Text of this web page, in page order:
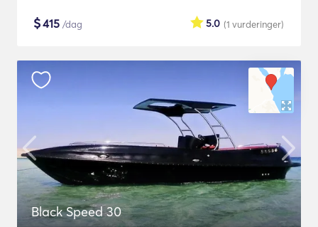
$415 /dag (1 vurderinger)
5.0
Black Speed 30